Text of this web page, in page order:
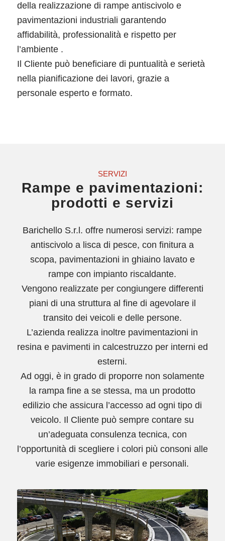
della realizzazione di rampe antiscivolo e
pavimentazioni industriali garantendo
affidabilità, professionalità e rispetto per
l’ambiente .
Il Cliente può beneficiare di puntualità e serietà
nella pianificazione dei lavori, grazie a
personale esperto e formato.
SERVIZI
Rampe e pavimentazioni:
prodotti e servizi
Barichello S.r.l. offre numerosi servizi: rampe
antiscivolo a lisca di pesce, con finitura a
scopa, pavimentazioni in ghiaino lavato e
rampe con impianto riscaldante.
Vengono realizzate per congiungere differenti
piani di una struttura al fine di agevolare il
transito dei veicoli e delle persone.
L’azienda realizza inoltre pavimentazioni in
resina e pavimenti in calcestruzzo per interni ed
esterni.
Ad oggi, è in grado di proporre non solamente
la rampa fine a se stessa, ma un prodotto
edilizio che assicura l’accesso ad ogni tipo di
veicolo. Il Cliente può sempre contare su
un’adeguata consulenza tecnica, con
l’opportunità di scegliere i colori più consoni alle
varie esigenze immobiliari e personali.